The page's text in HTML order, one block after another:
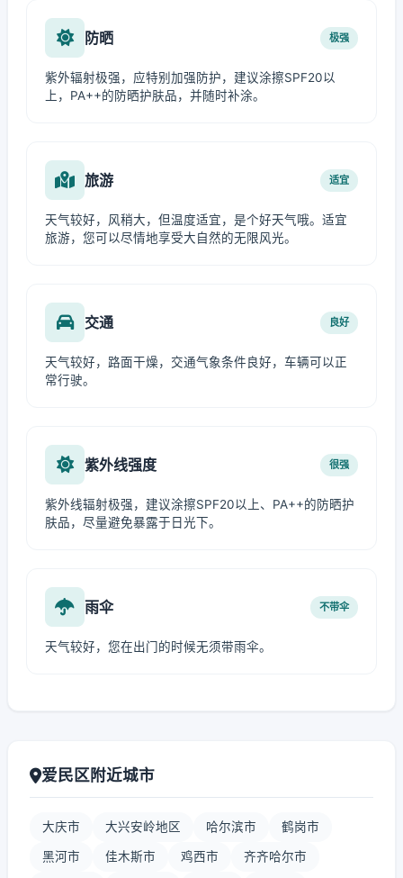
防晒 极强
紫外辐射极强，应特别加强防护，建议涂擦SPF20以
上，PA++的防晒护肤品，并随时补涂。
旅游 适宜
天气较好，风稍大，但温度适宜，是个好天气哦。适宜
旅游，您可以尽情地享受大自然的无限风光。
交通 良好
天气较好，路面干燥，交通气象条件良好，车辆可以正
常行驶。
紫外线强度 很强
紫外线辐射极强，建议涂擦SPF20以上、PA++的防晒护
肤品，尽量避免暴露于日光下。
雨伞 不带伞
天气较好，您在出门的时候无须带雨伞。
爱民区附近城市
大庆市 大兴安岭地区 哈尔滨市 鹤岗市
黑河市 佳木斯市 鸡西市 齐齐哈尔市